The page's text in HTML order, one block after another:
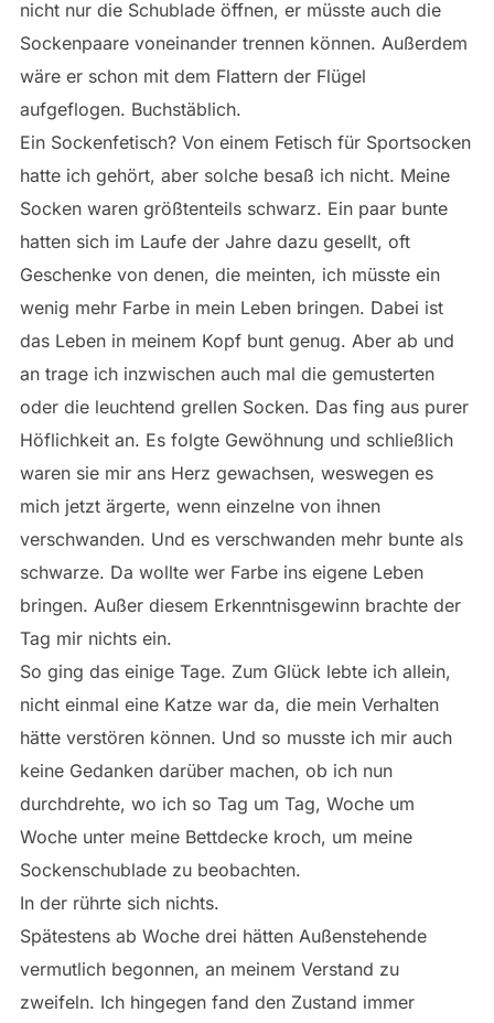
nicht nur die Schublade öffnen, er müsste auch die
Sockenpaare voneinander trennen können. Außerdem
wäre er schon mit dem Flattern der Flügel
aufgeflogen. Buchstäblich.
Ein Sockenfetisch? Von einem Fetisch für Sportsocken
hatte ich gehört, aber solche besaß ich nicht. Meine
Socken waren größtenteils schwarz. Ein paar bunte
hatten sich im Laufe der Jahre dazu gesellt, oft
Geschenke von denen, die meinten, ich müsste ein
wenig mehr Farbe in mein Leben bringen. Dabei ist
das Leben in meinem Kopf bunt genug. Aber ab und
an trage ich inzwischen auch mal die gemusterten
oder die leuchtend grellen Socken. Das fing aus purer
Höflichkeit an. Es folgte Gewöhnung und schließlich
waren sie mir ans Herz gewachsen, weswegen es
mich jetzt ärgerte, wenn einzelne von ihnen
verschwanden. Und es verschwanden mehr bunte als
schwarze. Da wollte wer Farbe ins eigene Leben
bringen. Außer diesem Erkenntnisgewinn brachte der
Tag mir nichts ein.
So ging das einige Tage. Zum Glück lebte ich allein,
nicht einmal eine Katze war da, die mein Verhalten
hätte verstören können. Und so musste ich mir auch
keine Gedanken darüber machen, ob ich nun
durchdrehte, wo ich so Tag um Tag, Woche um
Woche unter meine Bettdecke kroch, um meine
Sockenschublade zu beobachten.
In der rührte sich nichts.
Spätestens ab Woche drei hätten Außenstehende
vermutlich begonnen, an meinem Verstand zu
zweifeln. Ich hingegen fand den Zustand immer